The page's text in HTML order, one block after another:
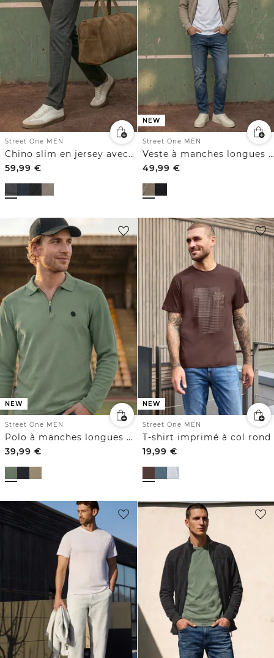
Street One MEN
Chino slim en jersey avec ceinture confortable
59,99 €
NEW
Street One MEN
Veste à manches longues et col montant
49,99 €
NEW
Street One MEN
Polo à manches longues avec fermeture éclair
39,99 €
NEW
Street One MEN
T-shirt imprimé à col rond
19,99 €